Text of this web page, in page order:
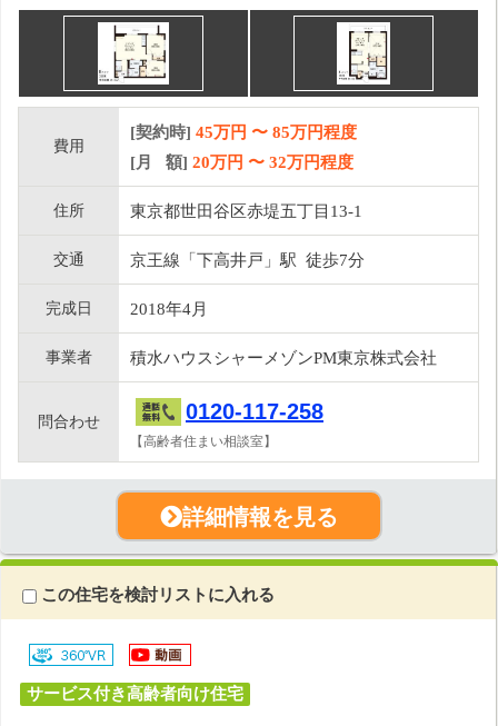
費用
[契約時] 45万円 〜 85万円程度
[月 額] 20万円 〜 32万円程度
住所 東京都世田谷区赤堤五丁目13-1
交通 京王線「下高井戸」駅 徒歩7分
完成日 2018年4月
事業者 積水ハウスシャーメゾンPM東京株式会社
問合わせ 0120-117-258
【高齢者住まい相談室】
詳細情報を見る
この住宅を検討リストに入れる
サービス付き高齢者向け住宅